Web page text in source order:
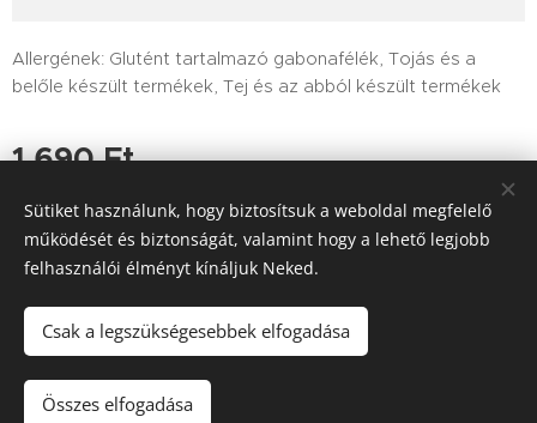
Allergének: Glutént tartalmazó gabonafélék, Tojás és a
belőle készült termékek, Tej és az abból készült termékek
1 690Ft
Tutajos Vendéglő / A Tutajos házhoz viszi a minőséget
Információk
Sütik
Sütiket használunk, hogy biztosítsuk a weboldal megfelelő
működését és biztonságát, valamint hogy a lehető legjobb
felhasználói élményt kínáljuk Neked.
Csak a legszükségesebbek elfogadása
Összes elfogadása